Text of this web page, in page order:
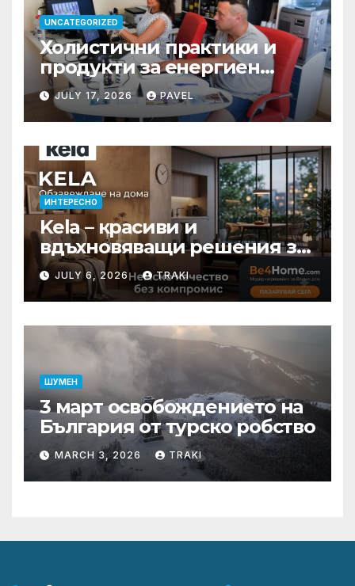
UNCATEGORIZED
Холистични практики и
продукти за енергиен
баланс в ежедневието
JULY 17, 2026 PAVEL
ИНТЕРЕСНО
Kela – красиви и
вдъхновяващи решения за
вашия дом
JULY 6, 2026 TRAKI
ШУМЕН
3 март освобождението на
България от турско робство
MARCH 3, 2026 TRAKI